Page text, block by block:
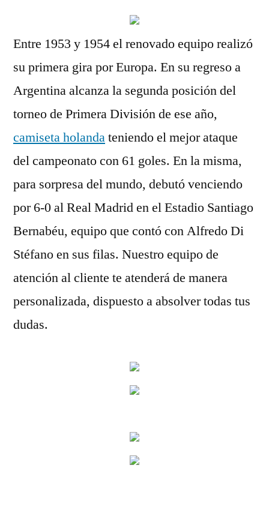
Entre 1953 y 1954 el renovado equipo realizó
su primera gira por Europa. En su regreso a
Argentina alcanza la segunda posición del
torneo de Primera División de ese año,
camiseta holandateniendo el mejor ataque
del campeonato con 61 goles. En la misma,
para sorpresa del mundo, debutó venciendo
por 6-0 al Real Madrid en el Estadio Santiago
Bernabéu, equipo que contó con Alfredo Di
Stéfano en sus filas. Nuestro equipo de
atención al cliente te atenderá de manera
personalizada, dispuesto a absolver todas tus
dudas.